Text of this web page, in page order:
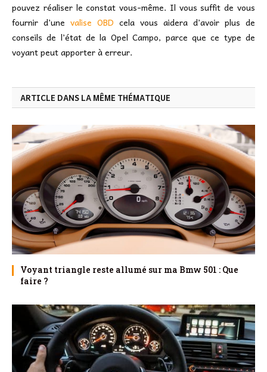
pouvez réaliser le constat vous-même. Il vous suffit de vous
fournir d’une valise OBD cela vous aidera d’avoir plus de
conseils de l’état de la Opel Campo, parce que ce type de
voyant peut apporter à erreur.
ARTICLE DANS LA MÊME THÉMATIQUE
Voyant triangle reste allumé sur ma Bmw 501 : Que
faire ?